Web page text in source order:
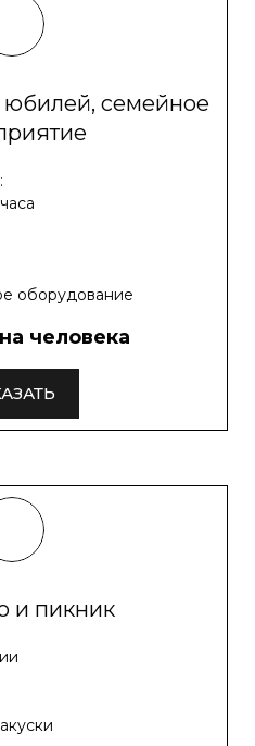
семейное
оборудование
человека
и пикник